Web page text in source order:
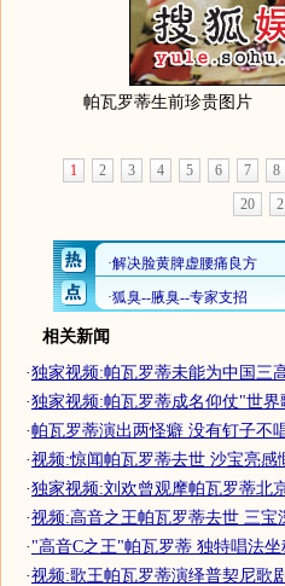
帕瓦罗蒂生前珍贵图片
1 2 3 4 5 6 7 8
20
相关新闻
·独家视频:帕瓦罗蒂未能为中国三
·独家视频:帕瓦罗蒂成名仰仗"世界
·帕瓦罗蒂演出两怪癖 没有钉子不
·视频:惊闻帕瓦罗蒂去世 沙宝亮感
·独家视频:刘欢曾观摩帕瓦罗蒂北
·视频:高音之王帕瓦罗蒂去世 三宝
·"高音C之王"帕瓦罗蒂 独特唱法
·视频:歌王帕瓦罗蒂演绎普契尼歌